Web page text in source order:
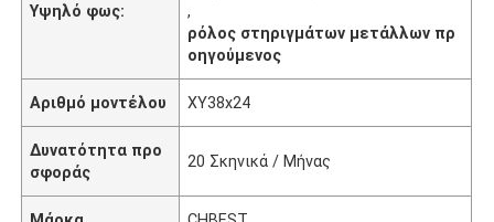
Υψηλό φως:
,
ρόλος στηριγμάτων μετάλλων πρ
οηγούμενος
Αριθμό μοντέλου XY38x24
Δυνατότητα προ
σφοράς
20 Σκηνικά / Μήνας